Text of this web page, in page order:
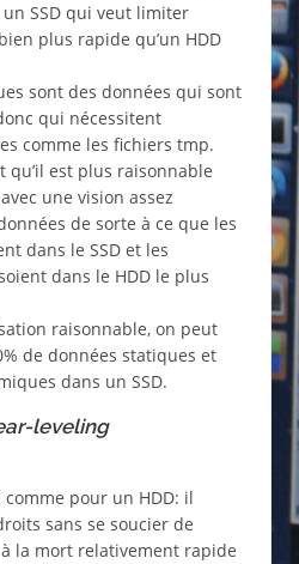
SSD qui veut limiter
plus rapide qu’un HDD
sont des données qui sont
qui nécessitent
comme les fichiers tmp.
est plus raisonnable
une vision assez
de sorte à ce que les
dans le SSD et les
dans le HDD le plus
raisonnable, on peut
de données statiques et
dans un SSD.
leveling
pour un HDD: il
sans se soucier de
à la mort relativement rapide